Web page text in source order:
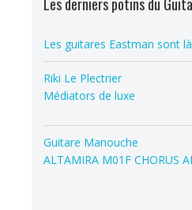
Les guitares Eastman sont là
Riki Le Plectrier
Médiators de luxe
Guitare Manouche
ALTAMIRA M01F CHORUS